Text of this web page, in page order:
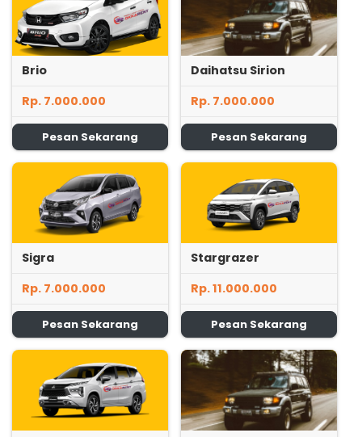
Brio
Rp. 7.000.000
Pesan Sekarang
Daihatsu Sirion
Rp. 7.000.000
Pesan Sekarang
Sigra
Rp. 7.000.000
Pesan Sekarang
Stargrazer
Rp. 11.000.000
Pesan Sekarang